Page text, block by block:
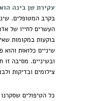
עקירת שן בינה
בקרב המטופלים.
העשרים לחייו של
בוקעות במקומות
שיניים כלואות והוא
ובשיניים. מסיבה זו
צילומים ובדיקות
כל הטיפולים